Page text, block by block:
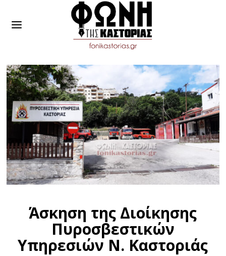
Άσκηση της Διοίκησης
Πυροσβεστικών
Υπηρεσιών Ν. Καστοριάς